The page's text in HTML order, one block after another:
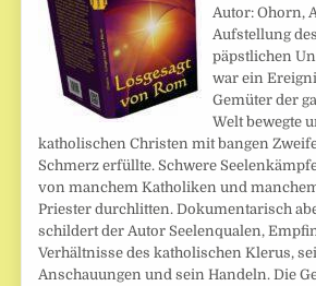
Autor: Ohorn,
Aufstellung
päpstlichen
war ein
Gemüter der
Welt bewegte
katholischen Christen mit bangen
Schmerz erfüllte. Schwere
von manchem Katholiken und
Priester durchlitten. Dokumentarisch
schildert der Autor Seelenqualen,
Verhältnisse des katholischen Klerus,
Anschauungen und sein Handeln. Die